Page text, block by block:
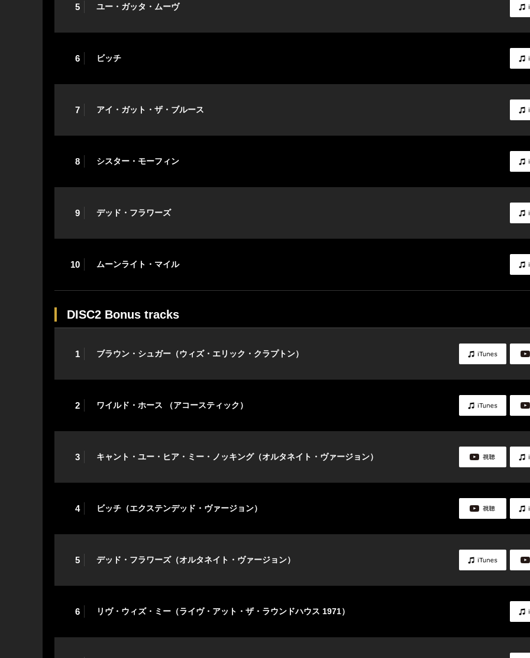
5 ユー・ガッタ・ムーヴ
6 ビッチ
7 アイ・ガット・ザ・ブルース
8 シスター・モーフィン
9 デッド・フラワーズ
10 ムーンライト・マイル
DISC2 Bonus tracks
1 ブラウン・シュガー（ウィズ・エリック・クラプトン）
2 ワイルド・ホース （アコースティック）
3 キャント・ユー・ヒア・ミー・ノッキング（オルタネイト・ヴァージョン）
4 ビッチ（エクステンデッド・ヴァージョン）
5 デッド・フラワーズ（オルタネイト・ヴァージョン）
6 リヴ・ウィズ・ミー（ライヴ・アット・ザ・ラウンドハウス 1971）